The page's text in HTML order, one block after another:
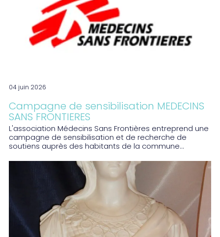
04 juin 2026
Campagne de sensibilisation MEDECINS
SANS FRONTIERES
L'association Médecins Sans Frontières entreprend une
campagne de sensibilisation et de recherche de
soutiens auprès des habitants de la commune...